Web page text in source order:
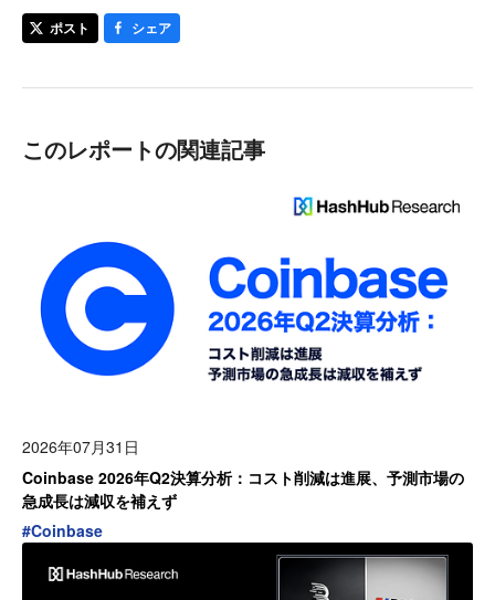
ポスト シェア
このレポートの関連記事
2026年07月31日
Coinbase 2026年Q2決算分析：コスト削減は進展、予測市場の
急成長は減収を補えず
#Coinbase